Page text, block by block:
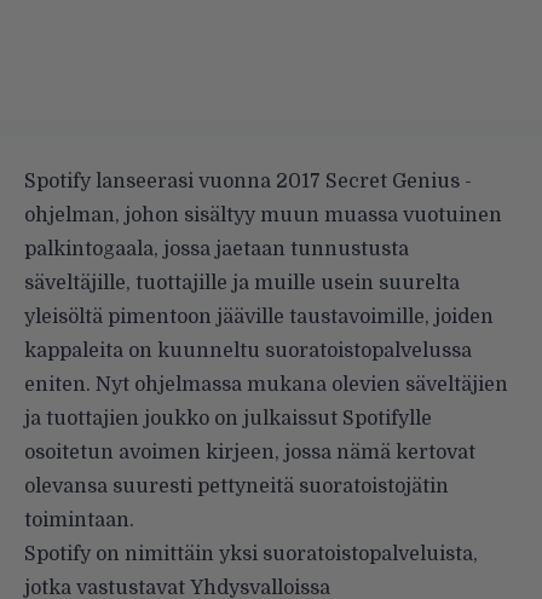
Spotify lanseerasi vuonna 2017 Secret Genius -
ohjelman, johon sisältyy muun muassa vuotuinen
palkintogaala, jossa jaetaan tunnustusta
säveltäjille, tuottajille ja muille usein suurelta
yleisöltä pimentoon jääville taustavoimille, joiden
kappaleita on kuunneltu suoratoistopalvelussa
eniten. Nyt ohjelmassa mukana olevien säveltäjien
ja tuottajien joukko on julkaissut Spotifylle
osoitetun avoimen kirjeen, jossa nämä kertovat
olevansa suuresti pettyneitä suoratoistojätin
toimintaan.
Spotify on nimittäin yksi suoratoistopalveluista,
jotka vastustavat Yhdysvalloissa